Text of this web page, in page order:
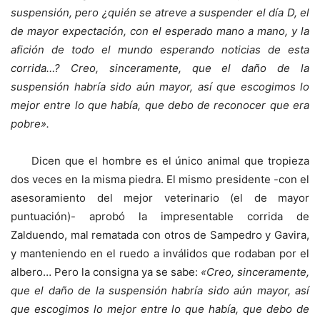
suspensión, pero ¿quién se atreve a suspender el día D, el
de mayor expectación, con el esperado mano a mano, y la
afición de todo el mundo esperando noticias de esta
corrida…? Creo, sinceramente, que el daño de la
suspensión habría sido aún mayor, así que escogimos lo
mejor entre lo que había, que debo de reconocer que era
pobre».
Dicen que el hombre es el único animal que tropieza
dos veces en la misma piedra. El mismo presidente -con el
asesoramiento del mejor veterinario (el de mayor
puntuación)- aprobó la impresentable corrida de
Zalduendo, mal rematada con otros de Sampedro y Gavira,
y manteniendo en el ruedo a inválidos que rodaban por el
albero… Pero la consigna ya se sabe: «Creo, sinceramente,
que el daño de la suspensión habría sido aún mayor, así
que escogimos lo mejor entre lo que había, que debo de